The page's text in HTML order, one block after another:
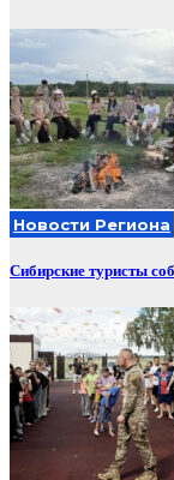
Новости Региона
Сибирские туристы